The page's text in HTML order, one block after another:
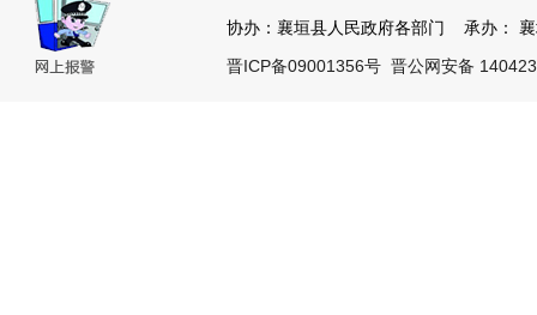
协办：襄垣县人民政府各部门 承办：
晋ICP备09001356号 晋公网安备